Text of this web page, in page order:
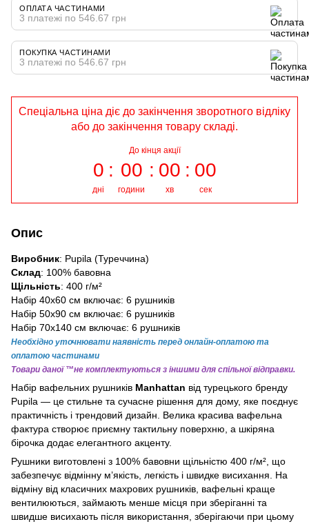
ОПЛАТА ЧАСТИНАМИ
3 платежі по 546.67 грн
ПОКУПКА ЧАСТИНАМИ
3 платежі по 546.67 грн
Спеціальна ціна діє до закінчення зворотного відліку
або до закінчення товару складі.
До кінця акції
0
дні
00
години
00
хв
00
сек
Опис
Виробник: Pupila (Туреччина)
Склад: 100% бавовна
Щільність: 400 г/м²
Набір 40х60 см включає: 6 рушників
Набір 50х90 см включає: 6 рушників
Набір 70х140 см включає: 6 рушників
Необхідно уточнювати наявність перед онлайн-оплатою та
оплатою частинами
Товари даної ™не комплектуються з іншими для спільної відправки.
Набір вафельних рушників Manhattan від турецького бренду
Pupila — це стильне та сучасне рішення для дому, яке поєднує
практичність і трендовий дизайн. Велика красива вафельна
фактура створює приємну тактильну поверхню, а шкіряна
бірочка додає елегантного акценту.
Рушники виготовлені з 100% бавовни щільністю 400 г/м², що
забезпечує відмінну м’якість, легкість і швидке висихання. На
відміну від класичних махрових рушників, вафельні краще
вентилюються, займають менше місця при зберіганні та
швидше висихають після використання, зберігаючи при цьому